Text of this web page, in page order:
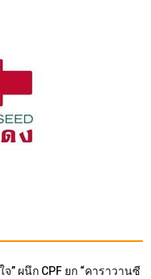
” ผนึก CPF ยก “คาราวานซี